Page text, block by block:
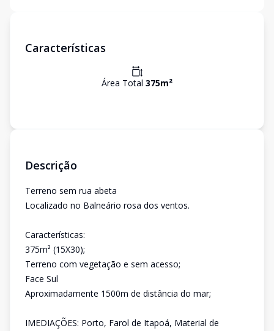
Características
Área Total 375m²
Descrição
Terreno sem rua abeta
Localizado no Balneário rosa dos ventos.
Características:
375m² (15X30);
Terreno com vegetação e sem acesso;
Face Sul
Aproximadamente 1500m de distância do mar;
IMEDIAÇÕES: Porto, Farol de Itapoá, Material de